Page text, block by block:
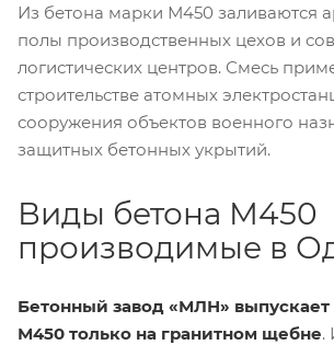
Из бетона марки М450 заливаются
полы производственных цехов и
логистических центров. Смесь
строительстве атомных
сооружения объектов военного
защитных бетонных укрытий.
Виды бетона М450
производимые в
Бетонный завод «МЛН» выпускает
М450 только на гранитном щебне.